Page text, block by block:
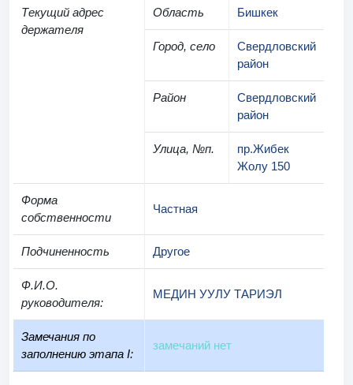
Текущий адрес
держателя
Область Бишкек
Город, село
Свердловский
район
Район
Свердловский
район
Улица, №п.
пр.Жибек
Жолу 150
Форма
собственности
Частная
Подчиненность Другое
Ф.И.О.
руководителя:
МЕДИН УУЛУ ТАРИЭЛ
Замечания по
заполнению этапа I:
замечаний нет